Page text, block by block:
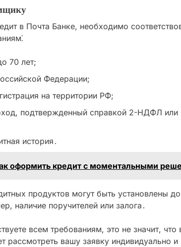
в Почта Банке, необходимо
70 лет;
Федерации;
на территории РФ;
подтвержденный справкой 2-НДФЛ
история․
оформить кредит с моментальными
продуктов могут быть установлены
наличие поручителей или залога․
всем требованиям, это не значит,
рассмотреть вашу заявку индивидуально и